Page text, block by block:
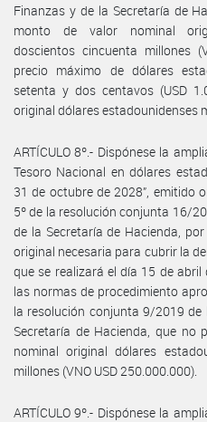
Finanzas y de la Secretaría de
monto de valor nominal
doscientos cincuenta millones
precio máximo de dólares
setenta y dos centavos (USD
original dólares estadounidenses
ARTÍCULO 8º.- Dispónese la
Tesoro Nacional en dólares
31 de octubre de 2028”, emitido
5º de la resolución conjunta 16/
de la Secretaría de Hacienda,
original necesaria para cubrir la
que se realizará el día 15 de
las normas de procedimiento
la resolución conjunta 9/2019 de
Secretaría de Hacienda, que
nominal original dólares
millones (VNO USD 250.000.000).
ARTÍCULO 9º.- Dispónese la